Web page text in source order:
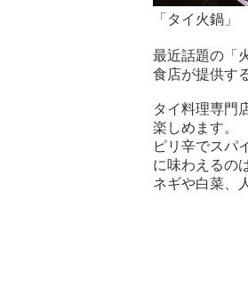
「タイ火鍋」
最近話題の「
食店が提供す
タイ料理専門
楽しめます。
ピリ辛でスパ
に味わえるの
ネギや白菜、